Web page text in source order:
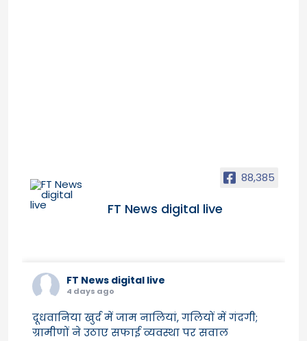
88,385
FT News digital live
FT News digital live
4 days ago
दूधवानिया खुर्द में जाम नालियां, गलियों में गंदगी;
ग्रामीणों ने उठाए सफाई व्यवस्था पर सवाल